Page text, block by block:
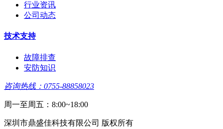
行业资讯
公司动态
技术支持
故障排查
安防知识
咨询热线：0755-88858023
周一至周五：8:00~18:00
深圳市鼎盛佳科技有限公司 版权所有